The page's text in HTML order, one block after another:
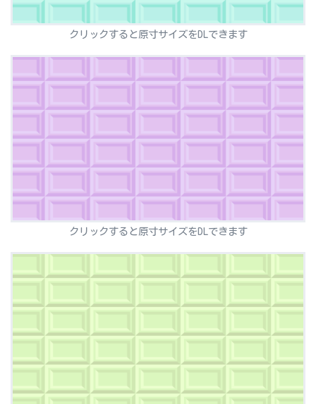
クリックすると原寸サイズをDLできます
クリックすると原寸サイズをDLできます